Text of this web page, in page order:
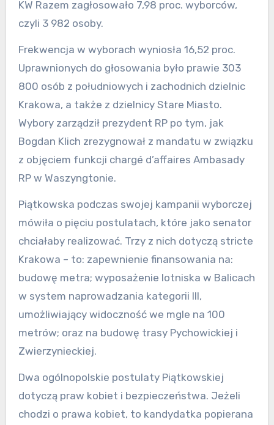
KW Razem zagłosowało 7,98 proc. wyborców,
czyli 3 982 osoby.
Frekwencja w wyborach wyniosła 16,52 proc.
Uprawnionych do głosowania było prawie 303
800 osób z południowych i zachodnich dzielnic
Krakowa, a także z dzielnicy Stare Miasto.
Wybory zarządził prezydent RP po tym, jak
Bogdan Klich zrezygnował z mandatu w związku
z objęciem funkcji chargé d’affaires Ambasady
RP w Waszyngtonie.
Piątkowska podczas swojej kampanii wyborczej
mówiła o pięciu postulatach, które jako senator
chciałaby realizować. Trzy z nich dotyczą stricte
Krakowa – to: zapewnienie finansowania na:
budowę metra; wyposażenie lotniska w Balicach
w system naprowadzania kategorii III,
umożliwiający widoczność we mgle na 100
metrów; oraz na budowę trasy Pychowickiej i
Zwierzynieckiej.
Dwa ogólnopolskie postulaty Piątkowskiej
dotyczą praw kobiet i bezpieczeństwa. Jeżeli
chodzi o prawa kobiet, to kandydatka popierana